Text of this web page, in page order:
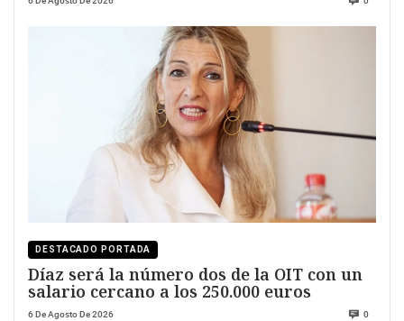
DESTACADO PORTADA
Díaz será la número dos de la OIT con un
salario cercano a los 250.000 euros
6 De Agosto De 2026 0